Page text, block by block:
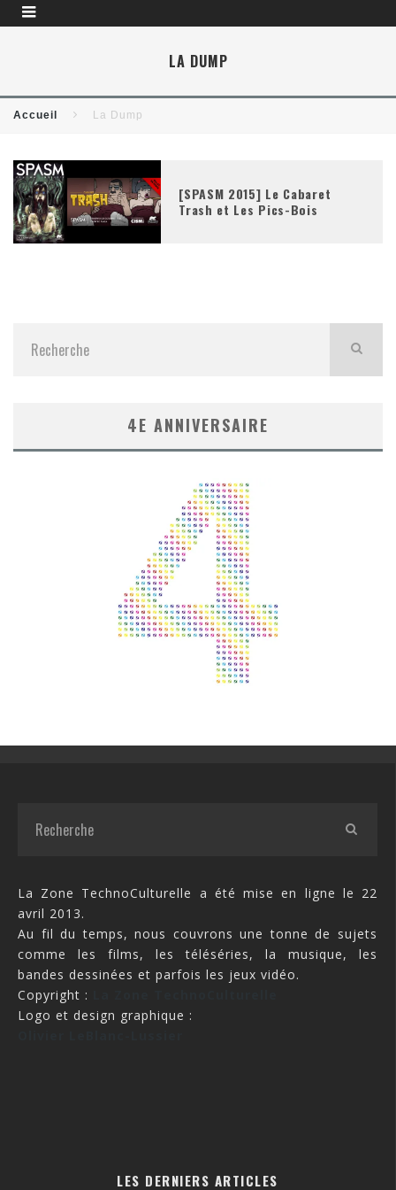
LA DUMP
Accueil La Dump
[SPASM 2015] Le Cabaret
Trash et Les Pics-Bois
4E ANNIVERSAIRE
La Zone TechnoCulturelle a été mise en ligne le 22
avril 2013.
Au fil du temps, nous couvrons une tonne de sujets
comme les films, les téléséries, la musique, les
bandes dessinées et parfois les jeux vidéo.
Copyright :
Logo et design graphique :
LES DERNIERS ARTICLES